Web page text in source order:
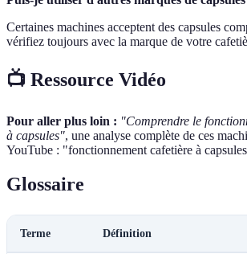
Certaines machines acceptent des capsules
vérifiez toujours avec la marque de votre
📺 Ressource Vidéo
Pour aller plus loin : "Comprendre le
à capsules", une analyse complète de ces
YouTube : "fonctionnement cafetière à
Glossaire
Terme Définition